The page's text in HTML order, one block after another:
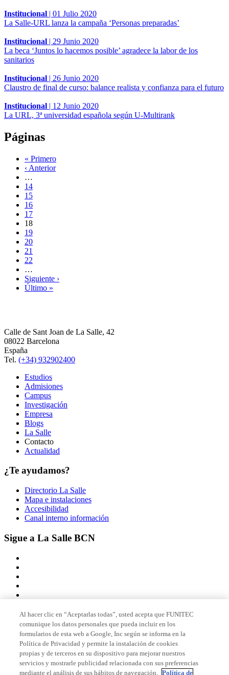
Institucional | 01 Julio 2020
La Salle-URL lanza la campaña ‘Personas preparadas’
Institucional | 29 Junio 2020
La beca ‘Juntos lo hacemos posible’ agradece la labor de los
sanitarios
Institucional | 26 Junio 2020
Claustro de final de curso: balance realista y confianza para el futuro
Institucional | 12 Junio 2020
La URL, 3ª universidad española según U-Multirank
Páginas
« Primero
‹ Anterior
…
14
15
16
17
18
19
20
21
22
…
Siguiente ›
Último »
Calle de Sant Joan de La Salle, 42
08022 Barcelona
España
Tel. (+34) 932902400
Estudios
Admisiones
Campus
Investigación
Empresa
Blogs
La Salle
Contacto
Actualidad
¿Te ayudamos?
Directorio La Salle
Mapa e instalaciones
Accesibilidad
Canal interno información
Sigue a La Salle BCN
Miembro de
Acreditaciones
Al hacer clic en “Aceptarlas todas”, usted acepta que FUNITEC
comunique los datos personales que pueda incluir en los
formularios de esta web a Google, Inc según se informa en la
Política de Privacidad y permite la instalación de cookies
propias y de terceros en su dispositivo para mejorar nuestros
servicios y mostrarle publicidad relacionada con sus preferencias
mediante el análisis de sus hábitos de navegación. Política de